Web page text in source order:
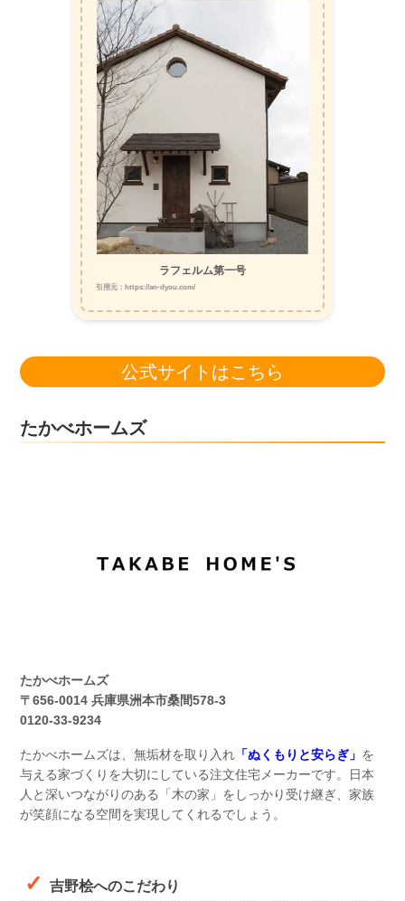
ラフェルム第一号
引用元：https://an-dyou.com/
公式サイトはこちら
たかべホームズ
たかべホームズ
〒656-0014 兵庫県洲本市桑間578-3
0120-33-9234
たかべホームズは、無垢材を取り入れ「ぬくもりと安らぎ」 を
与える家づくりを大切にしている注文住宅メーカーです。日本
人と深いつながりのある「木の家」をしっかり受け継ぎ、家族
が笑顔になる空間を実現してくれるでしょう。
吉野桧へのこだわり